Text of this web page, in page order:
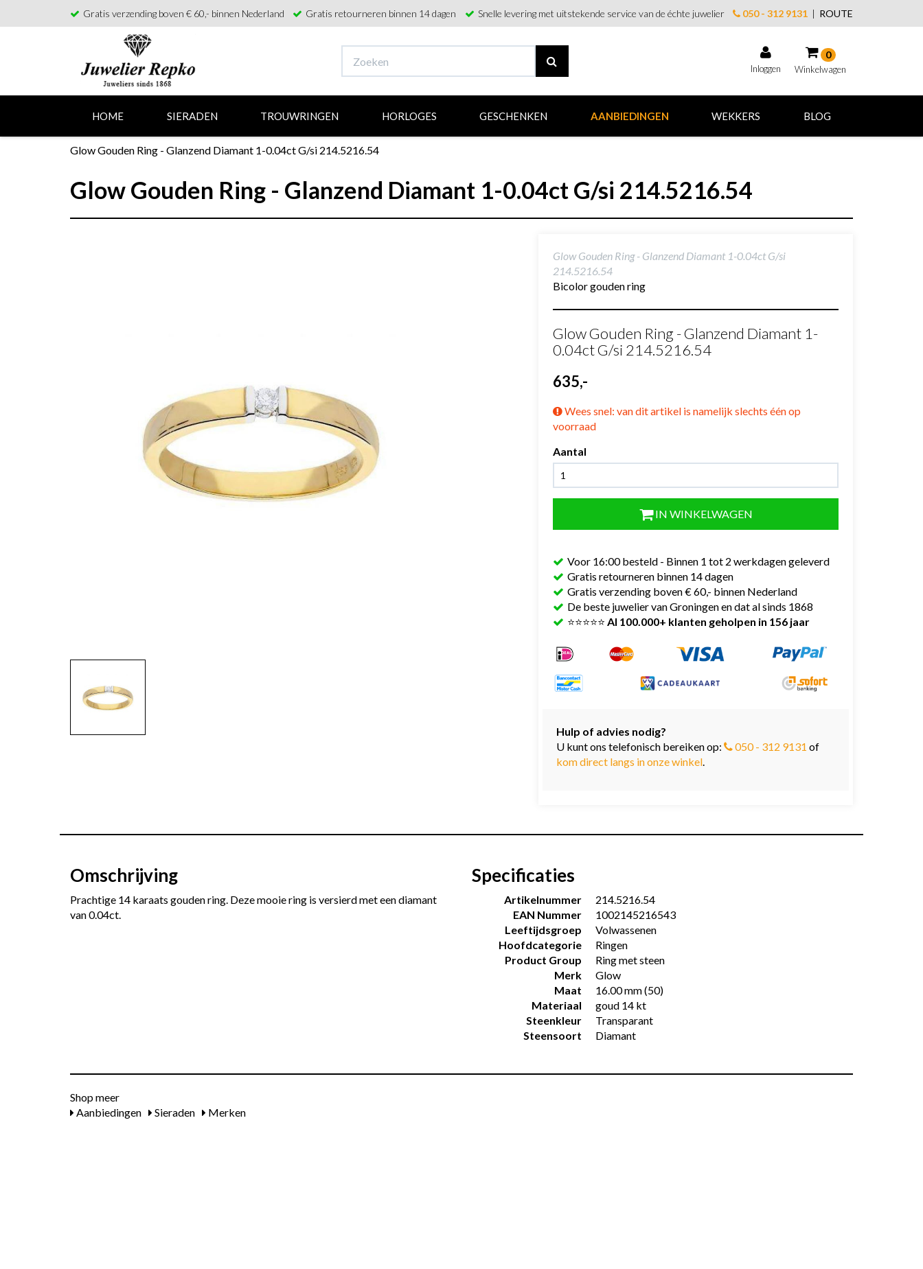
Gratis verzending boven € 60,- binnen Nederland Gratis retourneren binnen 14 dagen Snelle levering met uitstekende service van de échte juwelier 050 - 312 9131| ROUTE
Inloggen
0
Winkelwagen
Winkelwagen
HOME SIERADEN TROUWRINGEN HORLOGES GESCHENKEN AANBIEDINGEN WEKKERS BLOG
Glow Gouden Ring - Glanzend Diamant 1-0.04ct G/si 214.5216.54
Glow Gouden Ring - Glanzend Diamant 1-0.04ct G/si 214.5216.54
Glow Gouden Ring - Glanzend Diamant 1-0.04ct G/si
214.5216.54
Bicolor gouden ring
Glow Gouden Ring - Glanzend Diamant 1-
0.04ct G/si 214.5216.54
635,-
Wees snel: van dit artikel is namelijk slechts één op
voorraad
Aantal
IN WINKELWAGEN
Voor 16:00 besteld - Binnen 1 tot 2 werkdagen geleverd
Gratis retourneren binnen 14 dagen
Gratis verzending boven € 60,- binnen Nederland
De beste juwelier van Groningen en dat al sinds 1868
⭐⭐⭐⭐⭐Al 100.000+ klanten geholpen in 156 jaar
Hulp of advies nodig?
U kunt ons telefonisch bereiken op:
050 - 312 9131 of
kom direct langs in onze winkel.
Omschrijving
Prachtige 14 karaats gouden ring. Deze mooie ring is versierd met een diamant
van 0.04ct.
Specificaties
Artikelnummer
214.5216.54
EAN Nummer
1002145216543
Leeftijdsgroep
Volwassenen
Hoofdcategorie
Ringen
Product Group
Ring met steen
Merk
Glow
Maat
16.00 mm (50)
Materiaal
goud 14 kt
Steenkleur
Transparant
Steensoort
Diamant
Shop meer
Aanbiedingen
Sieraden Merken